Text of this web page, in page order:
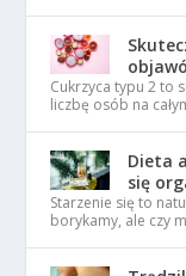
Cukrzyca typu 2 to
liczbę osób na
Dieta
się
Starzenie się to
borykamy, ale czy